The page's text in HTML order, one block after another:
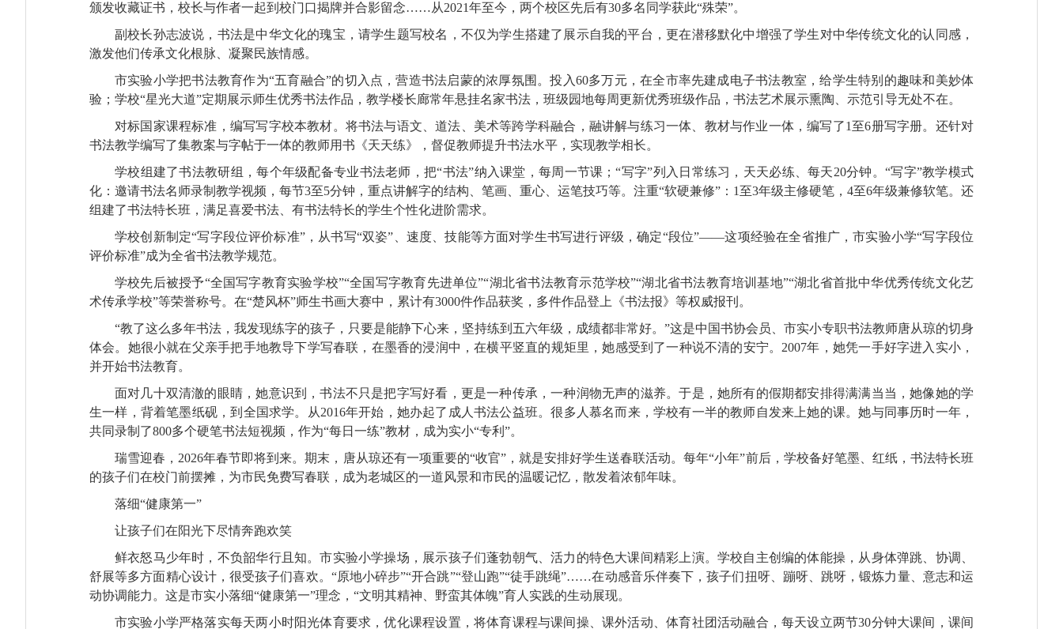
颁发收藏证书，校长与作者一起到校门口揭牌并合影留念……从2021年至今，两个校区先后有30多名同学获此“殊荣”。
副校长孙志波说，书法是中华文化的瑰宝，请学生题写校名，不仅为学生搭建了展示自我的平台，更在潜移默化中增强了学生对中华传统文化的认同感，
激发他们传承文化根脉、凝聚民族情感。
市实验小学把书法教育作为“五育融合”的切入点，营造书法启蒙的浓厚氛围。投入60多万元，在全市率先建成电子书法教室，给学生特别的趣味和美妙体
验；学校“星光大道”定期展示师生优秀书法作品，教学楼长廊常年悬挂名家书法，班级园地每周更新优秀班级作品，书法艺术展示熏陶、示范引导无处不在。
对标国家课程标准，编写写字校本教材。将书法与语文、道法、美术等跨学科融合，融讲解与练习一体、教材与作业一体，编写了1至6册写字册。还针对
书法教学编写了集教案与字帖于一体的教师用书《天天练》，督促教师提升书法水平，实现教学相长。
学校组建了书法教研组，每个年级配备专业书法老师，把“书法”纳入课堂，每周一节课；“写字”列入日常练习，天天必练、每天20分钟。“写字”教学模式
化：邀请书法名师录制教学视频，每节3至5分钟，重点讲解字的结构、笔画、重心、运笔技巧等。注重“软硬兼修”：1至3年级主修硬笔，4至6年级兼修软笔。还
组建了书法特长班，满足喜爱书法、有书法特长的学生个性化进阶需求。
学校创新制定“写字段位评价标准”，从书写“双姿”、速度、技能等方面对学生书写进行评级，确定“段位”——这项经验在全省推广，市实验小学“写字段位
评价标准”成为全省书法教学规范。
学校先后被授予“全国写字教育实验学校”“全国写字教育先进单位”“湖北省书法教育示范学校”“湖北省书法教育培训基地”“湖北省首批中华优秀传统文化艺
术传承学校”等荣誉称号。在“楚风杯”师生书画大赛中，累计有3000件作品获奖，多件作品登上《书法报》等权威报刊。
“教了这么多年书法，我发现练字的孩子，只要是能静下心来，坚持练到五六年级，成绩都非常好。”这是中国书协会员、市实小专职书法教师唐从琼的切身
体会。她很小就在父亲手把手地教导下学写春联，在墨香的浸润中，在横平竖直的规矩里，她感受到了一种说不清的安宁。2007年，她凭一手好字进入实小，
并开始书法教育。
面对几十双清澈的眼睛，她意识到，书法不只是把字写好看，更是一种传承，一种润物无声的滋养。于是，她所有的假期都安排得满满当当，她像她的学
生一样，背着笔墨纸砚，到全国求学。从2016年开始，她办起了成人书法公益班。很多人慕名而来，学校有一半的教师自发来上她的课。她与同事历时一年，
共同录制了800多个硬笔书法短视频，作为“每日一练”教材，成为实小“专利”。
瑞雪迎春，2026年春节即将到来。期末，唐从琼还有一项重要的“收官”，就是安排好学生送春联活动。每年“小年”前后，学校备好笔墨、红纸，书法特长班
的孩子们在校门前摆摊，为市民免费写春联，成为老城区的一道风景和市民的温暖记忆，散发着浓郁年味。
落细“健康第一”
让孩子们在阳光下尽情奔跑欢笑
鲜衣怒马少年时，不负韶华行且知。市实验小学操场，展示孩子们蓬勃朝气、活力的特色大课间精彩上演。学校自主创编的体能操，从身体弹跳、协调、
舒展等多方面精心设计，很受孩子们喜欢。“原地小碎步”“开合跳”“登山跑”“徒手跳绳”……在动感音乐伴奏下，孩子们扭呀、蹦呀、跳呀，锻炼力量、意志和运
动协调能力。这是市实小落细“健康第一”理念，“文明其精神、野蛮其体魄”育人实践的生动展现。
市实验小学严格落实每天两小时阳光体育要求，优化课程设置，将体育课程与课间操、课外活动、体育社团活动融合，每天设立两节30分钟大课间，课间